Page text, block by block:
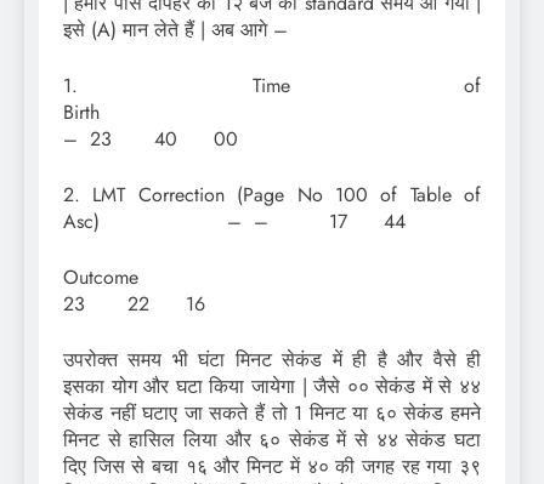
इसे (A) मान लेते हैं | अब आगे –
1. Time of
Birth
– 23 40 00
2. LMT Correction (Page No 100 of Table of
Asc) – – 17 44
23 22 16
उपरोक्त समय भी घंटा मिनट सेकंड में ही है और वैसे ही
इसका योग और घटा किया जायेगा | जैसे ०० सेकंड में से ४४
सेकंड नहीं घटाए जा सकते हैं तो 1 मिनट या ६० सेकंड हमने
मिनट से हासिल लिया और ६० सेकंड में से ४४ सेकंड घटा
दिए जिस से बचा १६ और मिनट में ४० की जगह रह गया ३९